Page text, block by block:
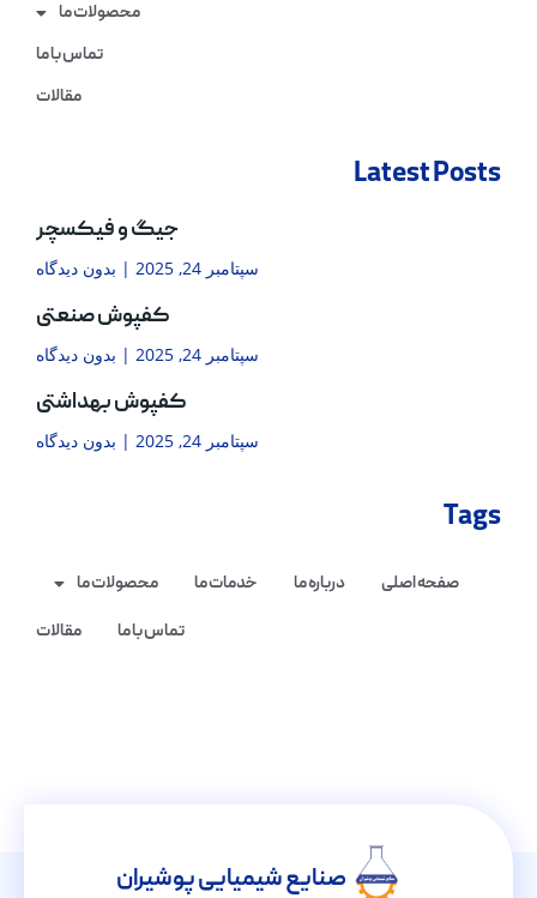
محصولات ما
تماس با ما
مقالات
Latest Posts
جیگ و فیکسچر
سپتامبر 24, 2025 بدون دیدگاه
کفپوش صنعتی
سپتامبر 24, 2025 بدون دیدگاه
کفپوش بهداشتی
سپتامبر 24, 2025 بدون دیدگاه
Tags
صفحه اصلی درباره ما خدمات ما
محصولات ما
تماس با ما
مقالات
صنایع شیمیایی پوشیران